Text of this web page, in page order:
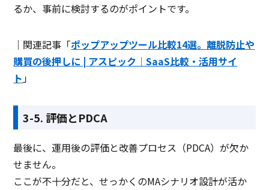
るか、事前に検討するのがポイントです。
｜関連記事「ポップアップツール比較14選。離脱防止や
購買の後押しに | アスピック｜SaaS比較・活用サイ
ト」
3-5. 評価とPDCA
最後に、運用後の評価と改善プロセス（PDCA）が欠か
せません。
ここが不十分だと、せっかくのMAシナリオ設計が活か